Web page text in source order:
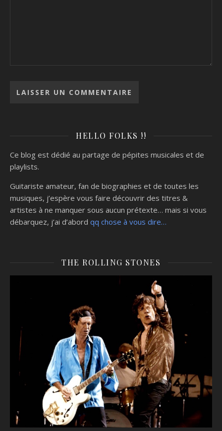
HELLO FOLKS !!
Ce blog est dédié au partage de pépites musicales et de
playlists.
Guitariste amateur, fan de biographies et de toutes les
musiques, j’espère vous faire découvrir des titres &
artistes à ne manquer sous aucun prétexte… mais si vous
débarquez, j’ai d’abord qq chose à vous dire…
THE ROLLING STONES